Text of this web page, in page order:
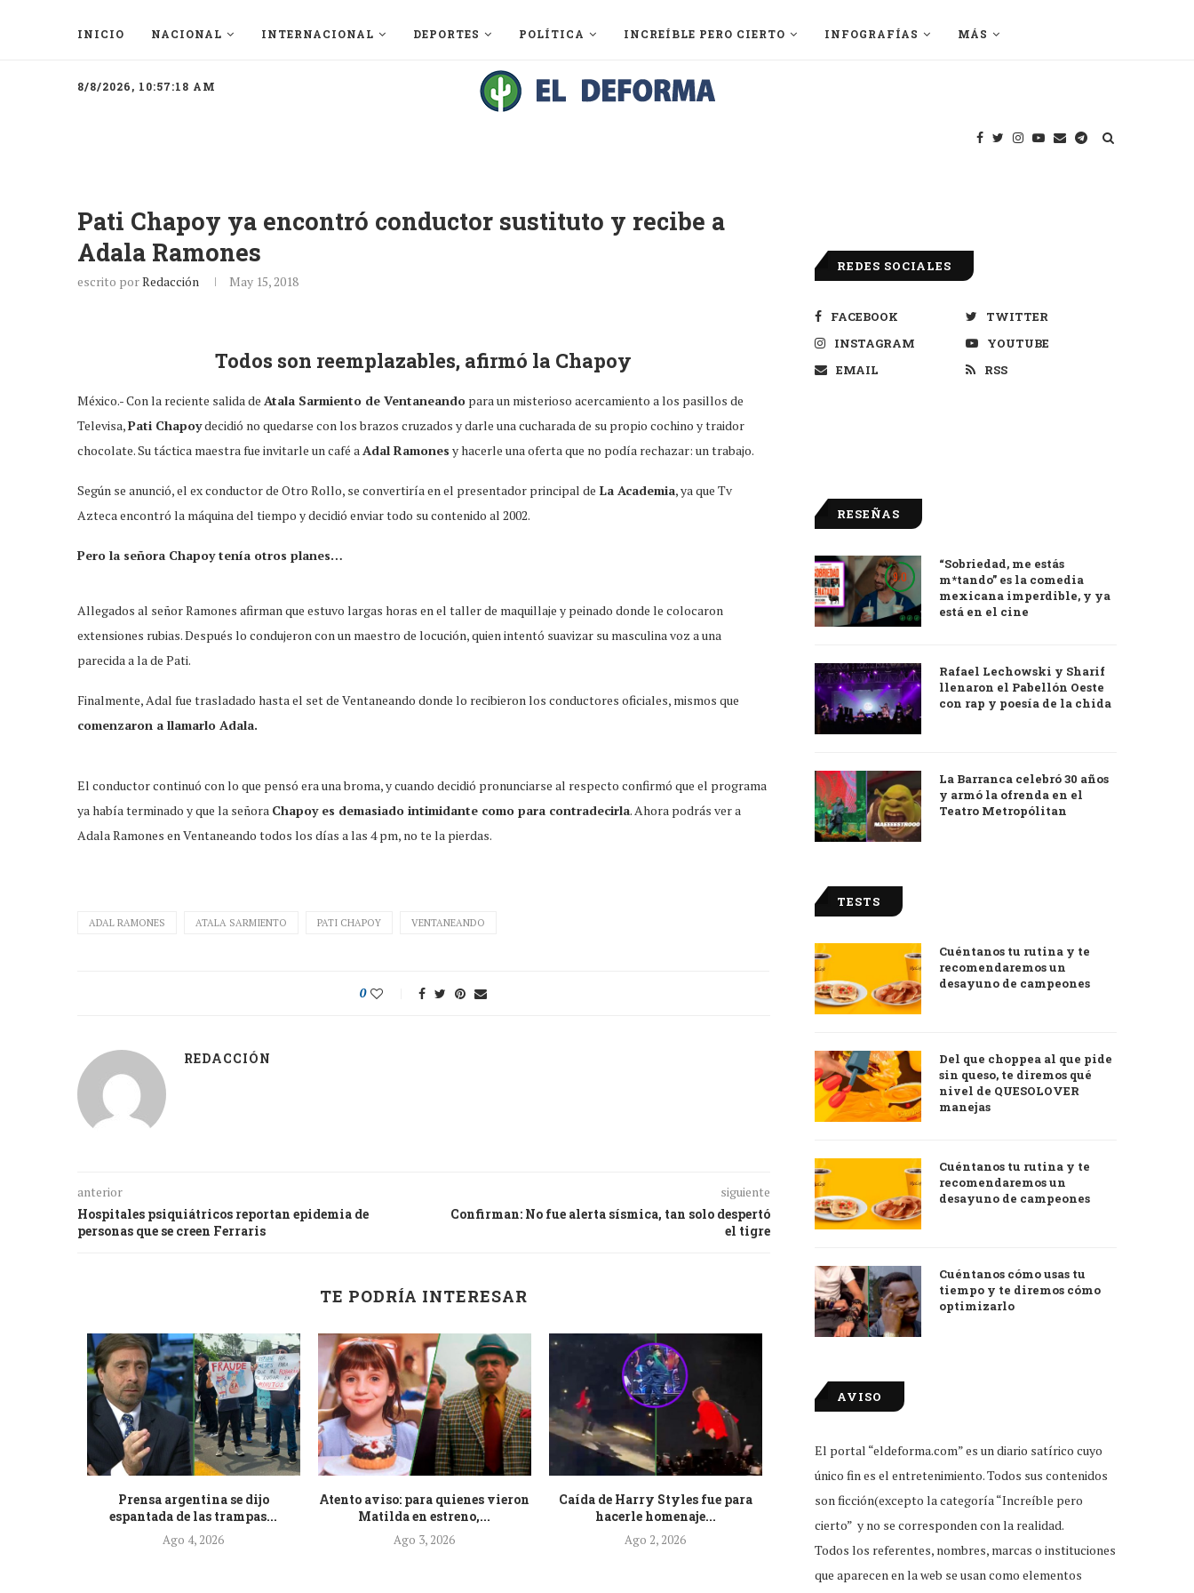
INICIO NACIONAL INTERNACIONAL DEPORTES POLÍTICA INCREÍBLE PERO CIERTO INFOGRAFÍAS MÁS
8/8/2026, 10:57:18 AM
Pati Chapoy ya encontró conductor sustituto y recibe a
Adala Ramones
escrito porRedacción May 15, 2018
Todos son reemplazables, afirmó la Chapoy
México.- Con la reciente salida de Atala Sarmiento de Ventaneando para un misterioso acercamiento a los pasillos de
Televisa,Pati Chapoydecidió no quedarse con los brazos cruzados y darle una cucharada de su propio cochino y traidor
chocolate. Su táctica maestra fue invitarle un café aAdal Ramones y hacerle una oferta que no podía rechazar: un trabajo.
Según se anunció, el ex conductor de Otro Rollo, se convertiría en el presentador principal de La Academia, ya que Tv
Azteca encontró la máquina del tiempo y decidió enviar todo su contenido al 2002.
Pero la señora Chapoy tenía otros planes…
Allegados al señor Ramones afirman que estuvo largas horas en el taller de maquillaje y peinado donde le colocaron
extensiones rubias. Después lo condujeron con un maestro de locución, quien intentó suavizar su masculina voz a una
parecida a la de Pati.
Finalmente, Adal fue trasladado hasta el set de Ventaneando donde lo recibieron los conductores oficiales, mismos que
comenzaron a llamarlo Adala.
El conductor continuó con lo que pensó era una broma, y cuando decidió pronunciarse al respecto confirmó que el programa
ya había terminado y que la señora Chapoy es demasiado intimidante como para contradecirla. Ahora podrás ver a
Adala Ramones en Ventaneando todos los días a las 4 pm, no te la pierdas.
ADAL RAMONES ATALA SARMIENTO PATI CHAPOY VENTANEANDO
0
REDACCIÓN
anterior
Hospitales psiquiátricos reportan epidemia de
personas que se creen Ferraris
siguiente
Confirman: No fue alerta sísmica, tan solo despertó
el tigre
TE PODRÍA INTERESAR
Prensa argentina se dijo
espantada de las trampas...
Ago 4, 2026
Atento aviso: para quienes vieron
Matilda en estreno,...
Ago 3, 2026
Caída de Harry Styles fue para
hacerle homenaje...
Ago 2, 2026
Estudiante que reprobó examen de
Little Caesars firma
REDES SOCIALES
FACEBOOK
TWITTER
INSTAGRAM
YOUTUBE
EMAIL
RSS
RESEÑAS
9.0
“Sobriedad, me estás
m*tando” es la comedia
mexicana imperdible, y ya
está en el cine
Rafael Lechowski y Sharif
llenaron el Pabellón Oeste
con rap y poesía de la chida
La Barranca celebró 30 años
y armó la ofrenda en el
Teatro Metropólitan
TESTS
Cuéntanos tu rutina y te
recomendaremos un
desayuno de campeones
Del que choppea al que pide
sin queso, te diremos qué
nivel de QUESOLOVER
manejas
Cuéntanos tu rutina y te
recomendaremos un
desayuno de campeones
Cuéntanos cómo usas tu
tiempo y te diremos cómo
optimizarlo
AVISO
El portal “eldeforma.com” es un diario satírico cuyo
único fin es el entretenimiento. Todos sus contenidos
son ficción(excepto la categoría “Increíble pero
cierto” y no se corresponden con la realidad.
Todos los referentes, nombres, marcas o instituciones
que aparecen en la web se usan como elementos